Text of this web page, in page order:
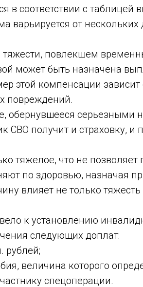
в соответствии с таблицей
варьируется от нескольких
повлекшем
может быть назначена
этой компенсации
повреждений.
обернувшееся серьезными
СВО получит и страховку, и
тяжелое, что не
по здоровью, назначая
влияет не только
к установлению
следующих доплат:
рублей;
величина которого
спецоперации.